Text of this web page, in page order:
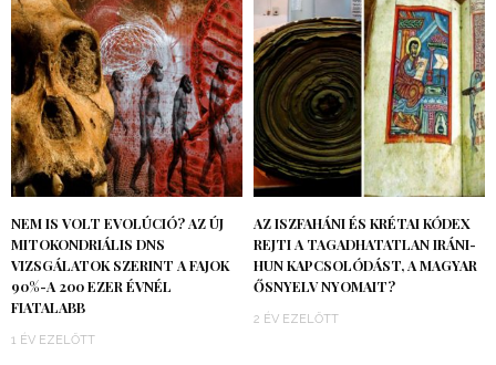
NEM IS VOLT EVOLÚCIÓ? AZ ÚJ
MITOKONDRIÁLIS DNS
VIZSGÁLATOK SZERINT A FAJOK
90%-A 200 EZER ÉVNÉL
FIATALABB
1 ÉV EZELŐTT
AZ ISZFAHÁNI ÉS KRÉTAI KÓDEX
REJTI A TAGADHATATLAN IRÁNI-
HUN KAPCSOLÓDÁST, A MAGYAR
ŐSNYELV NYOMAIT?
2 ÉV EZELŐTT